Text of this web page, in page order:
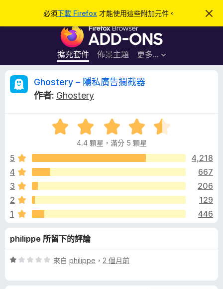
必須下載 Firefox 才能使用這些附加元件。
忽
此
F
r
e
f
o
覽
器
附
加
件
擴充套件 佈景主題 更多…
登入
G
s
t
e
y
Ghostery – 隱私廣告攔截器
作者: Ghostery
評
價
.
分
滿
5
4.4 顆星，滿分 5 顆星
5
4,218
4
667
3
206
2
129
1
446
philippe 所留下的評論
評
來自 philippe ， 2 個月前